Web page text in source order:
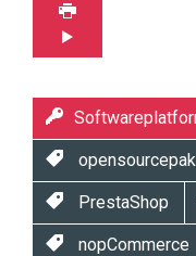
PrestaShop
nopCommerce